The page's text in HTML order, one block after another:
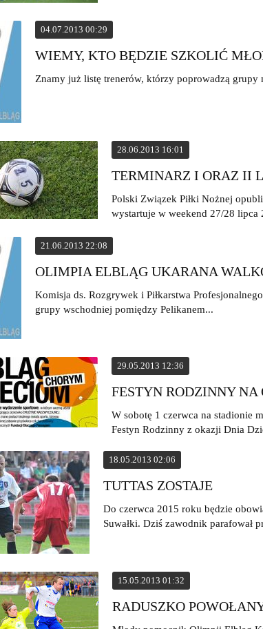
04.07.2013 00:29
WIEMY, KTO BĘDZIE SZKOLIĆ
Znamy już listę trenerów, którzy poprowadzą
28.06.2013 16:01
TERMINARZ I ORAZ II
Polski Związek Piłki Nożnej
wystartuje w weekend 27/28 lipca
21.06.2013 22:08
OLIMPIA ELBLĄG UKARANA
Komisja ds. Rozgrywek i Piłkarstwa
grupy wschodniej pomiędzy Pelikanem...
29.05.2013 12:36
FESTYN RODZINNY
W sobotę 1 czerwca na stadionie
Festyn Rodzinny z okazji Dnia
18.05.2013 02:06
TUTTAS ZOSTAJE
Do czerwca 2015 roku będzie
Suwałki. Dziś zawodnik parafował
15.05.2013 01:32
RADUSZKO